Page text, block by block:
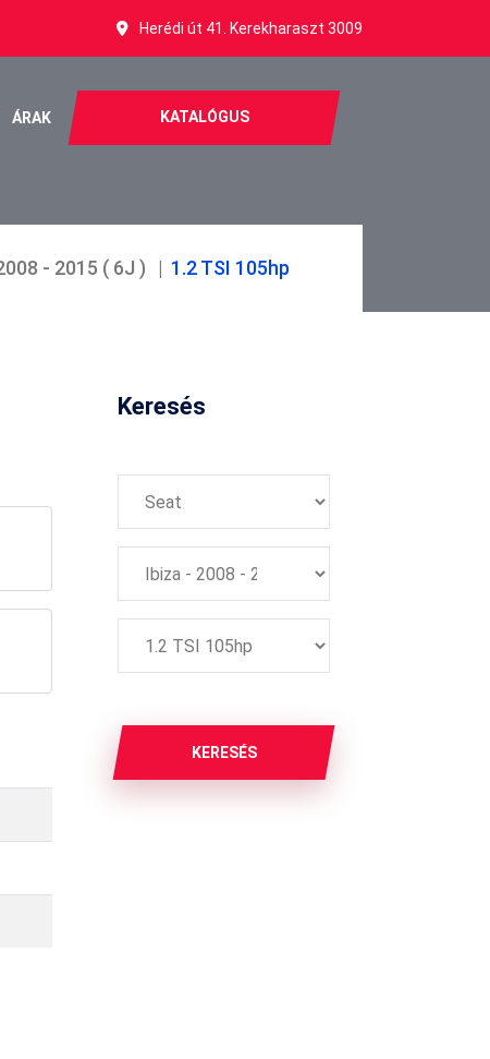
Herédi út 41. Kerekharaszt 3009
ÁRAK KATALÓGUS
- 2015 ( 6J ) 1.2 TSI 105hp
Keresés
KERESÉS